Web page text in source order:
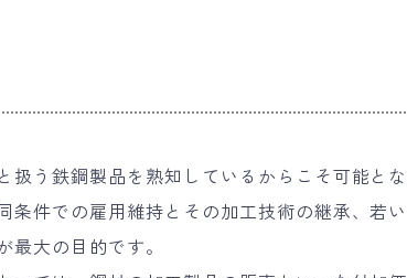
う鉄鋼製品を熟知しているからこそ可能とな
条件での雇用維持とその加工技術の継承、若い
大の目的です。